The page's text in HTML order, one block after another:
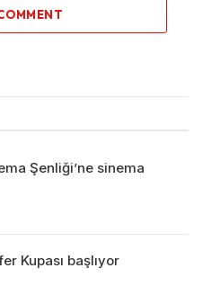
Şenliği’ne sinema
Kupası başlıyor